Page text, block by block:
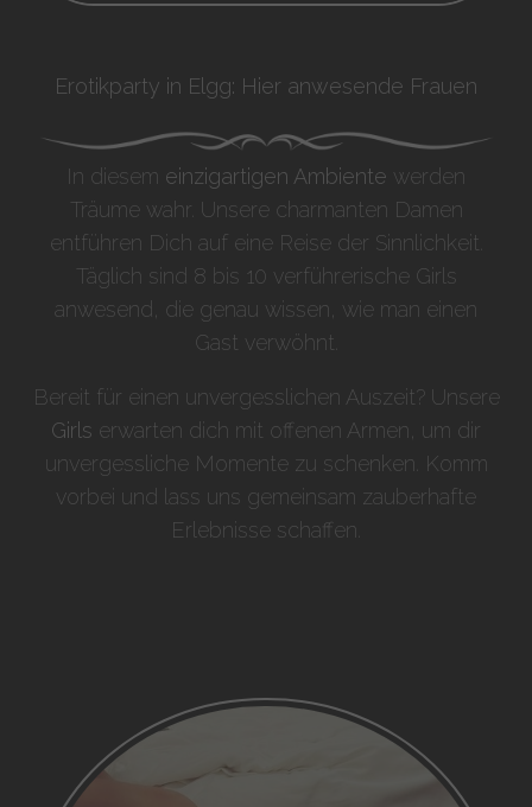
Erotikparty in Elgg: Hier anwesende Frauen
In diesem einzigartigen Ambiente werden
Träume wahr. Unsere charmanten Damen
entführen Dich auf eine Reise der Sinnlichkeit.
Täglich sind 8 bis 10 verführerische Girls
anwesend, die genau wissen, wie man einen
Gast verwöhnt.
Bereit für einen unvergesslichen Auszeit? Unsere
Girls erwarten dich mit offenen Armen, um dir
unvergessliche Momente zu schenken. Komm
vorbei und lass uns gemeinsam zauberhafte
Erlebnisse schaffen.